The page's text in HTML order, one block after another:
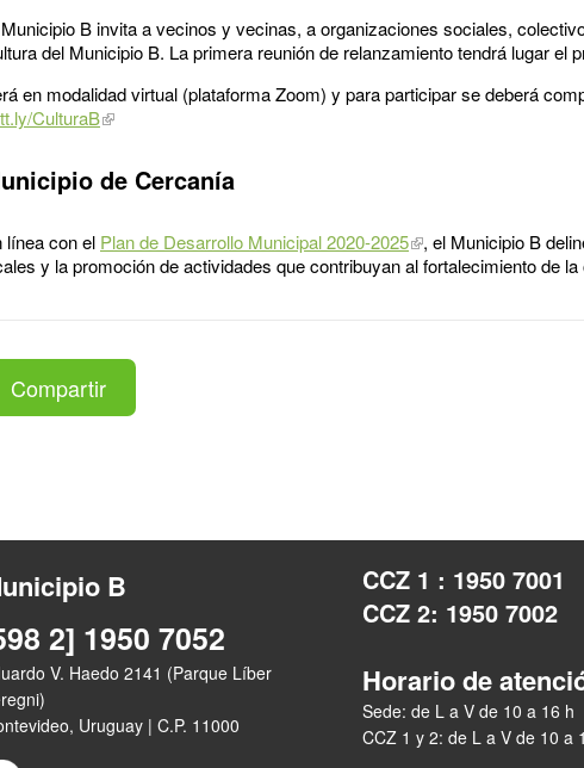
B invita a vecinos y vecinas, a organizaciones sociales,
del Municipio B. La primera reunión de relanzamiento tendrá lugar el
en modalidad virtual (plataforma Zoom) y para participar se deberá
CulturaB
de Cercanía
línea con el Plan de Desarrollo Municipal 2020-2025
, el Municipio B
y la promoción de actividades que contribuyan al fortalecimiento de
Compartir
B
2] 1950 7052
V. Haedo 2141 (Parque Líber
Uruguay | C.P. 11000
CCZ 1 : 1950 7001
CCZ 2: 1950 7002
Horario de
Sede: de L a V de 10 a 16 h
CCZ 1 y 2: de L a V de 10 a